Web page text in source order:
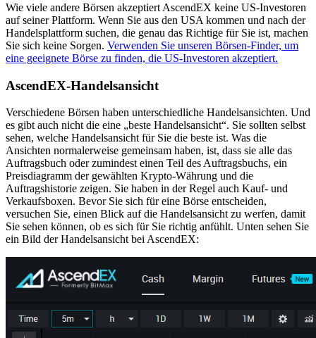
Wie viele andere Börsen akzeptiert AscendEX keine US-Investoren
auf seiner Plattform. Wenn Sie aus den USA kommen und nach der
Handelsplattform suchen, die genau das Richtige für Sie ist, machen
Sie sich keine Sorgen. Verwenden Sie unseren Börsen-Finder, um
eine geeignete Börse zu finden, die US-Investoren akzeptiert.
AscendEX-Handelsansicht
Verschiedene Börsen haben unterschiedliche Handelsansichten. Und
es gibt auch nicht die eine „beste Handelsansicht“. Sie sollten selbst
sehen, welche Handelsansicht für Sie die beste ist. Was die
Ansichten normalerweise gemeinsam haben, ist, dass sie alle das
Auftragsbuch oder zumindest einen Teil des Auftragsbuchs, ein
Preisdiagramm der gewählten Krypto-Währung und die
Auftragshistorie zeigen. Sie haben in der Regel auch Kauf- und
Verkaufsboxen. Bevor Sie sich für eine Börse entscheiden,
versuchen Sie, einen Blick auf die Handelsansicht zu werfen, damit
Sie sehen können, ob es sich für Sie richtig anfühlt. Unten sehen Sie
ein Bild der Handelsansicht bei AscendEX: